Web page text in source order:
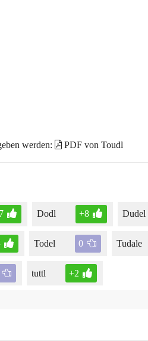
werden: PDF von Toudl
Dodl +8 Dudel
Todel 0 Tudale
tuttl +2